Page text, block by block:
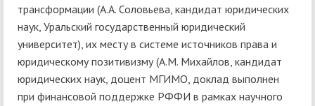
трансформации (А.А. Соловьева, кандидат юридических
наук, Уральский государственный юридический
университет), их месту в системе источников права и
юридическому позитивизму (А.М. Михайлов, кандидат
юридических наук, доцент МГИМО, доклад выполнен
при финансовой поддержке РФФИ в рамках научного